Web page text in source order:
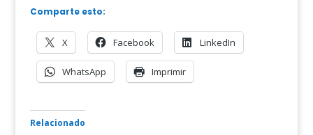
Comparte esto:
X Facebook LinkedIn
WhatsApp Imprimir
Relacionado